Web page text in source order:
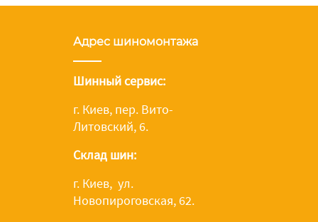
Адрес шиномонтажа
Шинный сервис:
г. Киев, пер. Вито-
Литовский, 6.
Склад шин:
г. Киев, ул.
Новопироговская, 62.